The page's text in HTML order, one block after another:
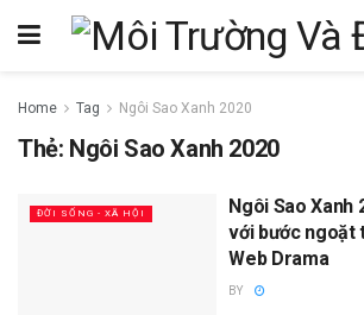
Home Tag Ngôi Sao Xanh 2020
Thẻ: Ngôi Sao Xanh 2020
ĐỜI SỐNG - XÃ HỘI
Ngôi Sao Xanh
với bước ngoặt
Web Drama
BY